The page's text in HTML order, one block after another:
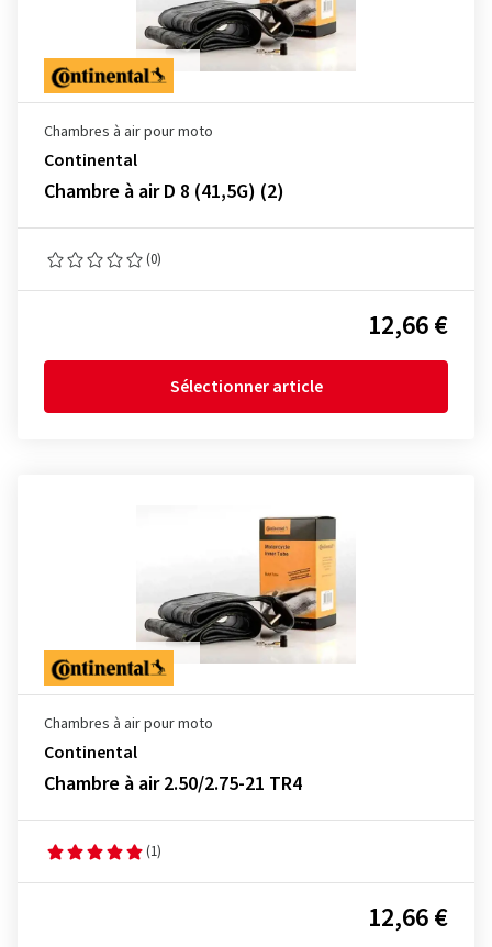
Chambres à air pour moto
Continental
Chambre à air D 8 (41,5G) (2)
(0)
12,66 €
Sélectionner article
Chambres à air pour moto
Continental
Chambre à air 2.50/2.75-21 TR4
(1)
12,66 €